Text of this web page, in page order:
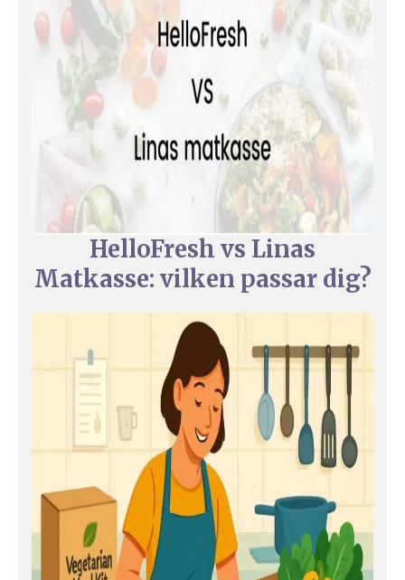
HelloFresh vs Linas
Matkasse: vilken passar dig?